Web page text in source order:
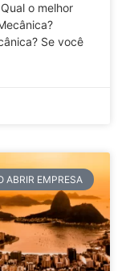
o melhor
Se você
ABRIR EMPRESA